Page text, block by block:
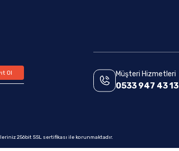
Ol Müşteri Hizmetleri
0533 947 43 13
256bit SSL sertifikası ile korunmaktadır.